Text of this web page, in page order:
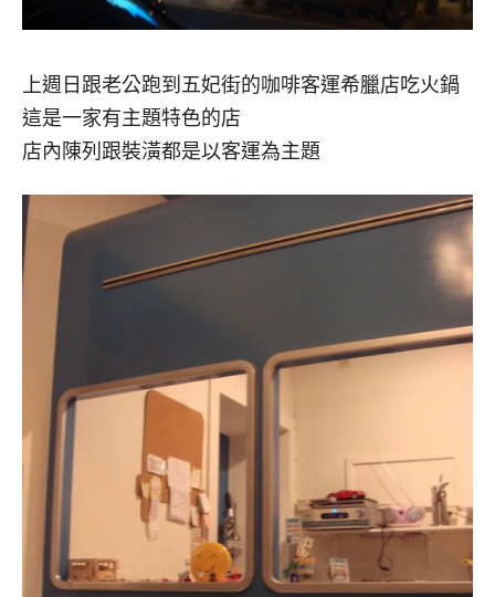
上週日跟老公跑到五妃街的咖啡客運希臘店吃火鍋
這是一家有主題特色的店
店內陳列跟裝潢都是以客運為主題